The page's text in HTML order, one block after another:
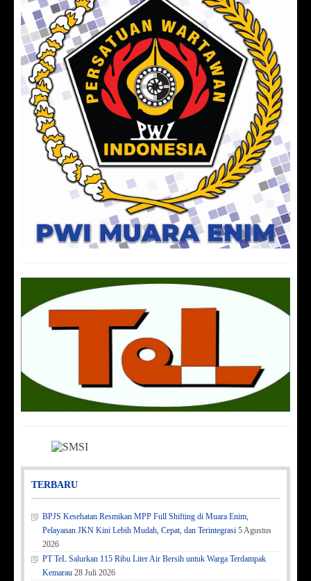
TERBARU
BPJS Kesehatan Resmikan MPP Full Shifting di Muara Enim,
Pelayanan JKN Kini Lebih Mudah, Cepat, dan Terintegrasi 5 Agustus
2026
PT TeL Salurkan 115 Ribu Liter Air Bersih untuk Warga Terdampak
Kemarau 28 Juli 2026